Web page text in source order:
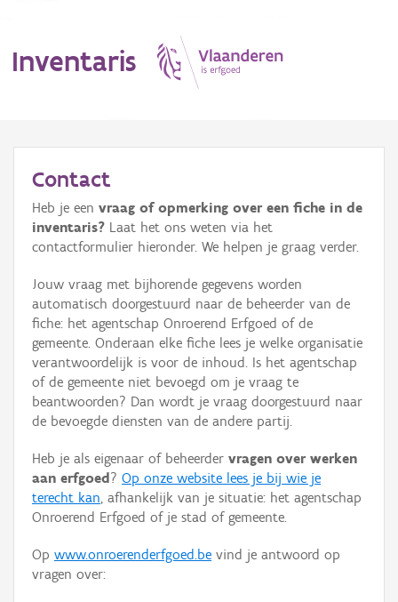
Inventaris
Erfgoedobject
Aanduidingsobject
Waarneming
Thema
Gebeurtenis
Persoon of collectief
Hergebruik
Aanmelden
Contact
Heb je een vraag of opmerking over een fiche in de
inventaris? Laat het ons weten via het
contactformulier hieronder. We helpen je graag verder.
Jouw vraag met bijhorende gegevens worden
automatisch doorgestuurd naar de beheerder van de
fiche: het agentschap Onroerend Erfgoed of de
gemeente. Onderaan elke fiche lees je welke organisatie
verantwoordelijk is voor de inhoud. Is het agentschap
of de gemeente niet bevoegd om je vraag te
beantwoorden? Dan wordt je vraag doorgestuurd naar
de bevoegde diensten van de andere partij.
Heb je als eigenaar of beheerder vragen over werken
aan erfgoed ? Op onze website lees je bij wie je
terecht kan, afhankelijk van je situatie: het agentschap
Onroerend Erfgoed of je stad of gemeente.
Op www.onroerenderfgoed.be vind je antwoord op
vragen over: